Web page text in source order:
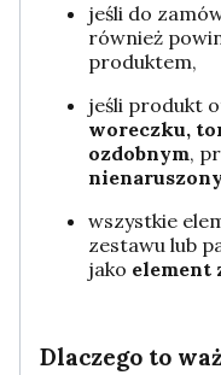
jeśli do
również
produktem,
jeśli produkt
woreczku,
ozdobnym,
wszystkie
zestawu lub
jako element
Dlaczego to